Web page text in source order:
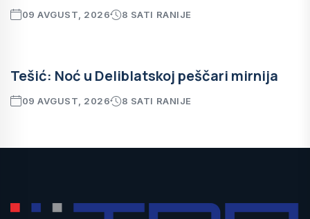
09 AVGUST, 2026 8 SATI RANIJE
Tešić: Noć u Deliblatskoj peščari mirnija
09 AVGUST, 2026 8 SATI RANIJE